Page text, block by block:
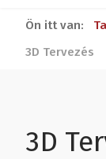
Ön itt van:
3D Tervezés
3D